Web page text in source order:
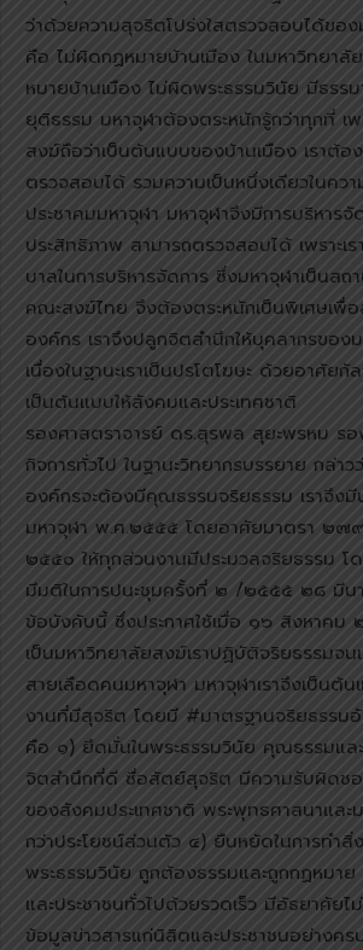
ว่าด้วยความสุจริตโปร่งใสตรวจสอบได้ขอ
คือ ไม่ผิดกฏหมายบ้านเมือง ในมหาวิทยาลั
หมายบ้านเมือง ไม่ผิดพระธรรมวินัย มีธรร
ยุติธรรม มหาจุฬาต้องตระหนักรู้กว่าทุกที่ เพ
สงฆ์ถือว่าเป็นต้นแบบของบ้านเมือง เราต้อ
ตรวจสอบได้ รวมความเป็นหนึ่งเดียวในคว
ประชาคมมหาจุฬา มหาจุฬาจึงมีการบริหาร
ประสิทธิภาพ สามารถตรวจสอบได้ เพราะเ
บาลในการบริหารจัดการ ซึ่งมหาจุฬาเป็นสถ
คณะสงฆ์ไทย จึงต้องตระหนักเป็นพิเศษเพื่อ
องค์กร เราจึงปลูกจิตสำนึกให้บุคลากรของ
เนื่องในฐานะเราเป็นปรโตโฆษะ ด้วยอาศัย
เป็นต้นแบบให้สังคมและประเทศชาติ
รองศาสตราจารย์ ดร.สุรพล สุยะพรหม ร
กิจการทั่วไป ในฐานะวิทยากรบรรยาย กล่าว
องค์กรจะต้องมีคุณธรรมจริยธรรม เราจึงมี
มหาจุฬา พ.ศ.๒๕๕๕ โดยอาศัยมาตรา ๒๗
๒๕๕๐ ให้ทุกส่วนงานมีประมวลจริยธรรม โ
มีมติในการปนะชุมครั้งที่ ๒ /๒๕๕๕ ๒๘ มี
ข้อบังคับนี้ ซึ่งประกาศใช้เมื่อ ๑๖ สิงหาคม
เป็นมหาวิทยาลัยสงฆ์เราปฏิบัติจริยธรรมจน
สายเลือดคนมหาจุฬา มหาจุฬาเราจึงเป็นต้
งานที่มีสุจริต โดยมี #มาตรฐานจริยธรรม
คือ ๑) ยึดมั่นในพระธรรมวินัย คุณธรรมแล
จิตสำนึกที่ดี ซื่อสัตย์สุจริต มีความรับผิดช
ของสังคมประเทศชาติ พระพุทธศาสนาและ
กว่าประโยชน์ส่วนตัว ๔) ยืนหยัดในการทำ
พระธรรมวินัย ถูกต้องธรรมและถูกกฏหมาย
และประชาชนทั่วไปด้วยรวดเร็ว มีอัธยาศัย
ข้อมูลข่าวสารแก่นิสิตและประชาชนอย่างค